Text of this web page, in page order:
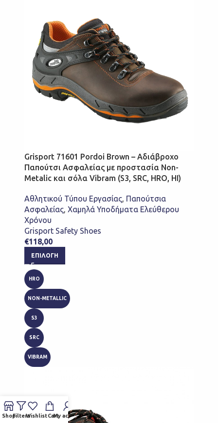
Grisport 71601 Pordoi Brown – Αδιάβροχο
Παπούτσι Ασφαλείας με προστασία Non-
Metalic και σόλα Vibram (S3, SRC, HRO, HI)
Αθλητικού Τύπου Εργασίας, Παπούτσια
Ασφαλείας, Χαμηλά Υποδήματα Ελεύθερου
Χρόνου
Grisport Safety Shoes
€118,00
ΕΠΙΛΟΓΉ
HRO
NON-METALLIC
S3
SRC
VIBRAM
ShopFiltersWishlist CartMy account